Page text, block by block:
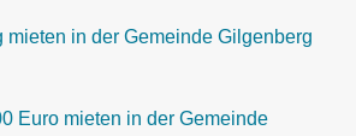
mieten in der Gemeinde Gilgenberg
Euro mieten in der Gemeinde